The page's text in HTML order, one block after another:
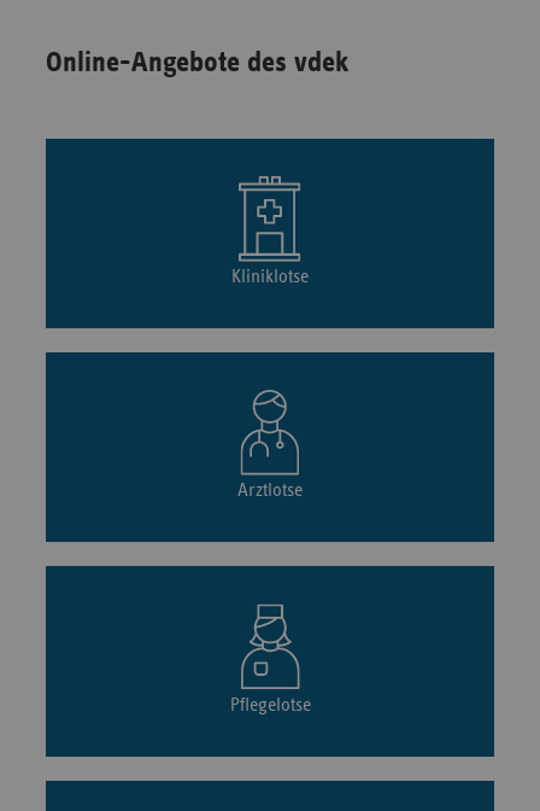
Online-Angebote des vdek
Kliniklotse
Arztlotse
Pflegelotse